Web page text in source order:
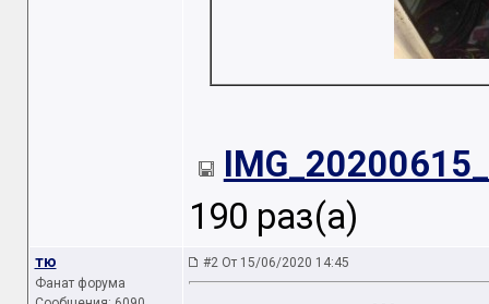
190 раз(а)
тю
Фанат форума
#2 От 15/06/2020 14:45